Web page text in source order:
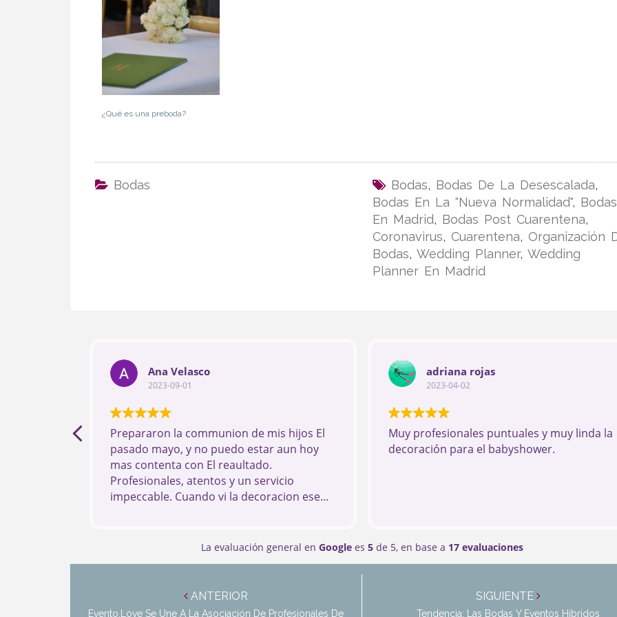
¿Qué es una preboda?
Bodas Bodas, Bodas De La Desescalada,
Bodas En La "nueva Normalidad", Bodas
En Madrid, Bodas Post Cuarentena,
Coronavirus, Cuarentena, Organización
Bodas, Wedding Planner, Wedding
Planner En Madrid
Ana Velasco
2023-09-01
Prepararon la communion de mis hijos El
pasado mayo, y no puedo estar aun hoy
mas contenta con El reaultado.
Profesionales, atentos y un servicio
impeccable. Cuando vi la decoracion ese
adriana rojas
2023-04-02
Muy profesionales puntuales y muy linda la
decoración para el babyshower.
La evaluación general en Googlees 5de 5, en base a 17 evaluaciones
ANTERIOR
Evento.love Se Une A La Asociación De Profesionales De
SIGUIENTE
Tendencia: Las Bodas Y Eventos Híbridos